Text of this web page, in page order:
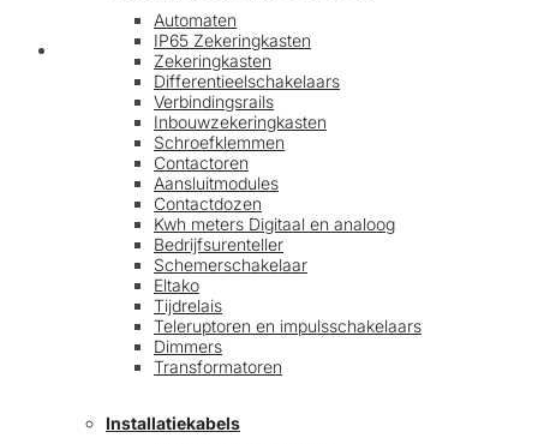
Automaten
IP65 Zekeringkasten
Zekeringkasten
Differentieelschakelaars
Verbindingsrails
Inbouwzekeringkasten
Schroefklemmen
Contactoren
Aansluitmodules
Contactdozen
Kwh meters Digitaal en analoog
Bedrijfsurenteller
Schemerschakelaar
Eltako
Tijdrelais
Teleruptoren en impulsschakelaars
Dimmers
Transformatoren
Installatiekabels